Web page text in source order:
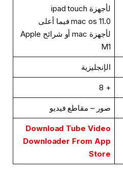
لأجهزة ipad touch
mac os 11.0 فيما أعلى
لأجهزة mac أو شرائح Apple
M1
الإنجليزية
+ 8
صور – مقاطع فيديو
Download Tube Video
Downloader From App
Store